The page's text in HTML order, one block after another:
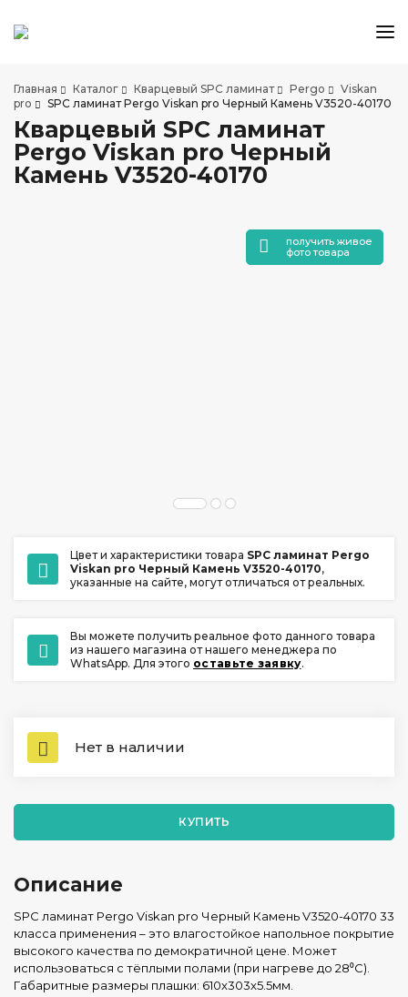
АКЦИИ И СКИДКИ
О КОМПАНИИ
НАШИ МАГАЗИНЫ
ДОСТАВКА И ОПЛАТА
Главная Каталог Кварцевый SPC ламинат Pergo
Viskan
pro
SPC ламинат Pergo Viskan pro Черный Камень V3520-40170
Кварцевый SPC ламинат
Pergo Viskan pro Черный
Камень V3520-40170
получить живое
фото товара
Цвет и характеристики товара SPC ламинат Pergo
Viskan pro Черный Камень V3520-40170,
указанные на сайте, могут отличаться от реальных.
Вы можете получить реальное фото данного товара
из нашего магазина от нашего менеджера по
WhatsApp. Для этого оставьте заявку.
Нет в наличии
КУПИТЬ
Описание
SPC ламинат Pergo Viskan pro Черный Камень V3520-40170 33
класса применения – это влагостойкое напольное покрытие
высокого качества по демократичной цене. Может
использоваться с тёплыми полами (при нагреве до 28⁰С).
Габаритные размеры плашки: 610x303x5.5мм.